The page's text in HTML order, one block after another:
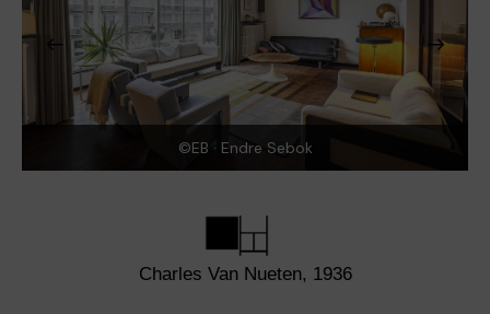
©EB · Endre Sebok
Charles Van Nueten, 1936